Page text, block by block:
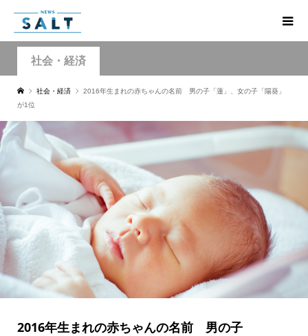
社会・経済
社会・経済
2016年生まれの赤ちゃんの名前 男の子「蓮」、女の子「陽葵」
が1位
2016年生まれの赤ちゃんの名前 男の子